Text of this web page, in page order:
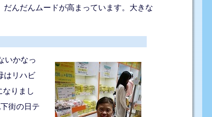
んだんムードが高まっています。大きな
いかなっ
はリハビ
なりまし
街の日テ